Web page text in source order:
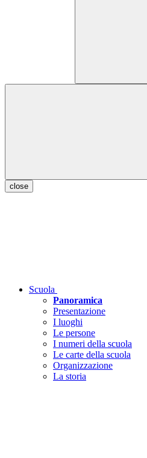
close
Scuola
Panoramica
Presentazione
I luoghi
Le persone
I numeri della scuola
Le carte della scuola
Organizzazione
La storia